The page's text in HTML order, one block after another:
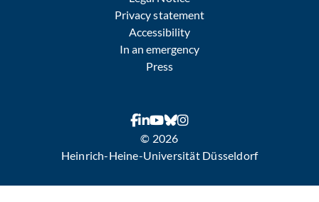
Privacy statement
Accessibility
In an emergency
Press
© 2026
Heinrich-Heine-Universität Düsseldorf